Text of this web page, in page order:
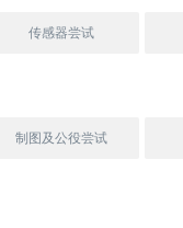
传感器尝试
制图及公役尝试